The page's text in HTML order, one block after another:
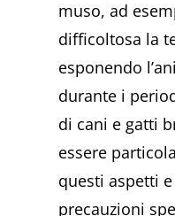
muso, ad
difficoltosa la
esponendo
durante i
di cani e gatti
essere
questi aspetti
precauzioni